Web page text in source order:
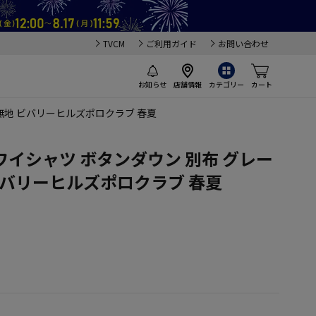
TVCM ご利用ガイド お問い合わせ
お知らせ 店舗情報 カテゴリー カート
ビバリーヒルズポロクラブ 春夏
シャツ ボタンダウン 別布 グレー
リーヒルズポロクラブ 春夏